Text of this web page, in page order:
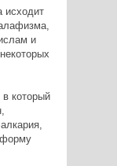
исходит
и
который